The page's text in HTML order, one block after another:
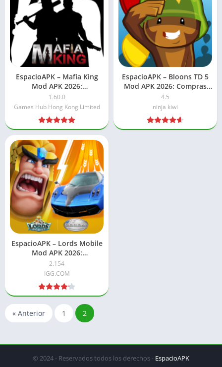
EspacioAPK – Mafia King
Mod APK 2026:
Dinero/gemas ilimitados
1.60.0
Games Hub Hong Kong Limited
EspacioAPK – Bloons TD 5
Mod APK 2026: Compras
gratis
4.5
ninja kiwi
EspacioAPK – Lords Mobile
Mod APK 2026:
Dinero/gemas ilimitados
2.154
IGG.COM
« Anterior 1 2
© 2024 - Reservados todos los derechos - EspacioAPK